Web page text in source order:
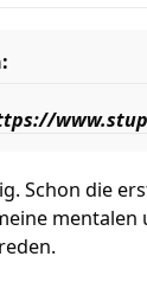
Schon die
mentalen